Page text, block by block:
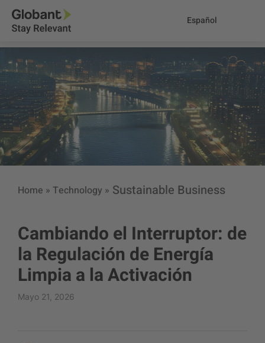
Español
Home » Technology » Sustainable Business
Cambiando el Interruptor: de
la Regulación de Energía
Limpia a la Activación
Mayo 21, 2026